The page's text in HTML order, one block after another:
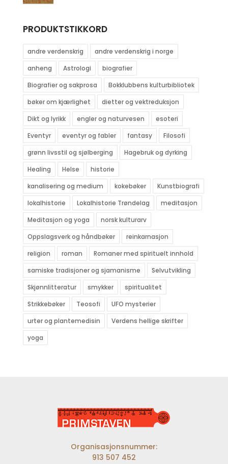
PRODUKTSTIKKORD
andre verdenskrig
andre verdenskrig i norge
anheng
Astrologi
biografier
Biografier og sakprosa
Bokklubbens kulturbibliotek
bøker om kjærlighet
dietter og vektreduksjon
Dikt og lyrikk
engler og naturvesen
esoteri
Eventyr
eventyr og fabler fantasy
Filosofi
grønn livsstil og sjølberging
Hagebruk og dyrking
Healing
Helse
historie
kanalisering og medium
kokebøker
Kunstbiografi
lokalhistorie
Lokalhistorie Trøndelag
meditasjon
Meditasjon og yoga
norsk kulturarv
Oppslagsverk og håndbøker
reinkarnasjon
religion
roman
Romaner med spirituelt innhold
samiske tradisjoner og sjamanisme
Selvutvikling
Skjønnlitteratur
smykker
spiritualitet
Strikkebøker
Teosofi
UFO mysterier
urter og plantemedisin
Verdens hellige skrifter
yoga
Organisasjonsnummer:
913 507 452